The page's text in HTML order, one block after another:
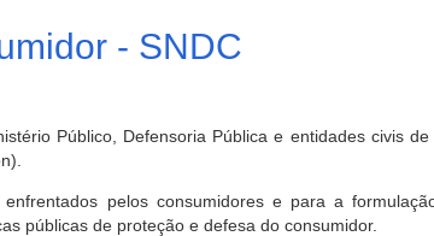
- SNDC
Público, Defensoria Pública e entidades civis
pelos consumidores e para a
públicas de proteção e defesa do consumidor.